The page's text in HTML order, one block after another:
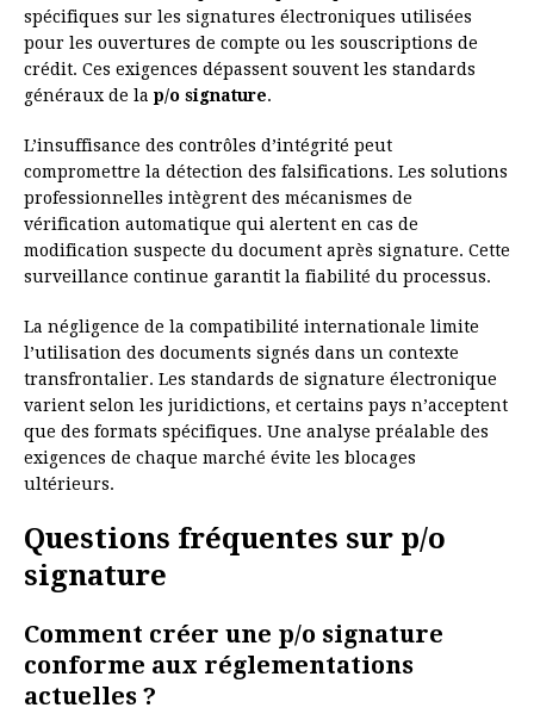
spécifiques sur les signatures électroniques utilisées
pour les ouvertures de compte ou les souscriptions de
crédit. Ces exigences dépassent souvent les standards
généraux de la p/o signature.
L’insuffisance des contrôles d’intégrité peut
compromettre la détection des falsifications. Les solutions
professionnelles intègrent des mécanismes de
vérification automatique qui alertent en cas de
modification suspecte du document après signature. Cette
surveillance continue garantit la fiabilité du processus.
La négligence de la compatibilité internationale limite
l’utilisation des documents signés dans un contexte
transfrontalier. Les standards de signature électronique
varient selon les juridictions, et certains pays n’acceptent
que des formats spécifiques. Une analyse préalable des
exigences de chaque marché évite les blocages
ultérieurs.
Questions fréquentes sur p/o
signature
Comment créer une p/o signature
conforme aux réglementations
actuelles ?